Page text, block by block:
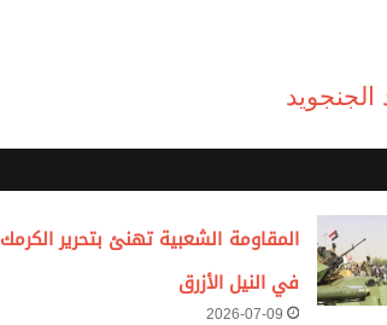
المقاومة الشعبية تهنئ بتحرير الكرمك
في النيل الأزرق
2026-07-09